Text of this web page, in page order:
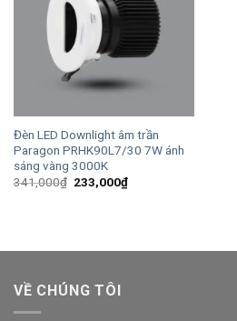
Đèn LED Downlight âm trần
Paragon PRHK90L7/30 7W ánh
sáng vàng 3000K
341,000₫ Giá
233,000₫Giá
hiện
VỀ CHÚNG TÔI